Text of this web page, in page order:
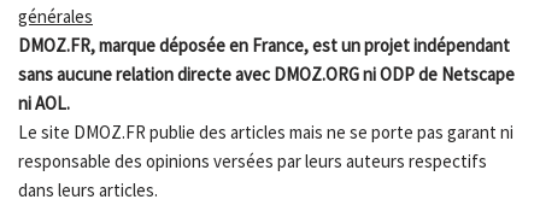
générales
DMOZ.FR, marque déposée en France, est un projet indépendant
sans aucune relation directe avec DMOZ.ORG ni ODP de Netscape
ni AOL.
Le site DMOZ.FR publie des articles mais ne se porte pas garant ni
responsable des opinions versées par leurs auteurs respectifs
dans leurs articles.